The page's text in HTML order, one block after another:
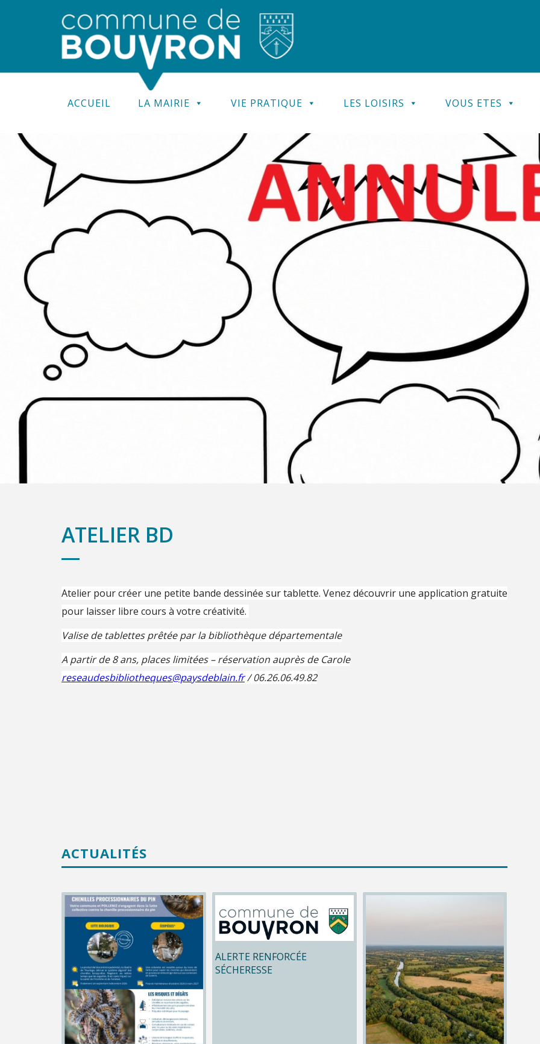
ACCUEIL LA MAIRIE VIE PRATIQUE LES LOISIRS VOUS ETES
ATELIER BD
Atelier pour créer une petite bande dessinée sur tablette. Venez découvrir une application gratuite
pour laisser libre cours à votre créativité.
Valise de tablettes prêtée par la bibliothèque départementale
A partir de 8 ans, places limitées – réservation auprès de Carole
reseaudesbibliotheques@paysdeblain.fr/ 06.26.06.49.82
ACTUALITÉS
ALERTE RENFORCÉE
SÉCHERESSE